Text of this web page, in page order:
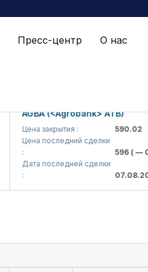
Пресс-центр О нас
AGBA (<Agrobank> ATB)
Цена закрытия :
590.02
Цена последний сделки
596( — 0.0 )
Дата последней сделки
07.08.2026